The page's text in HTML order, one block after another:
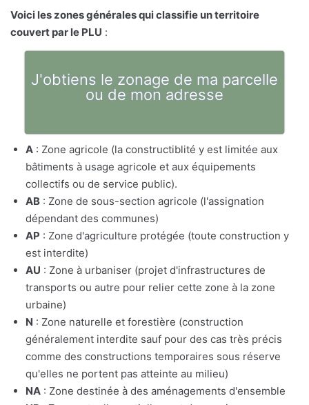
Voici les zones générales qui classifie un territoire
couvert par le PLU :
J'obtiens le zonage de ma parcelle
ou de mon adresse
A : Zone agricole (la constructiblité y est limitée aux
bâtiments à usage agricole et aux équipements
collectifs ou de service public).
AB : Zone de sous-section agricole (l'assignation
dépendant des communes)
AP : Zone d'agriculture protégée (toute construction y
est interdite)
AU : Zone à urbaniser (projet d'infrastructures de
transports ou autre pour relier cette zone à la zone
urbaine)
N : Zone naturelle et forestière (construction
généralement interdite sauf pour des cas très précis
comme des constructions temporaires sous réserve
qu'elles ne portent pas atteinte au milieu)
NA : Zone destinée à des aménagements d'ensemble